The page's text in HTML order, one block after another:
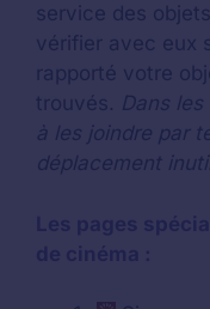
service des
vérifier avec eux
rapporté votre
trouvés. Dans
à les joindre par
déplacement